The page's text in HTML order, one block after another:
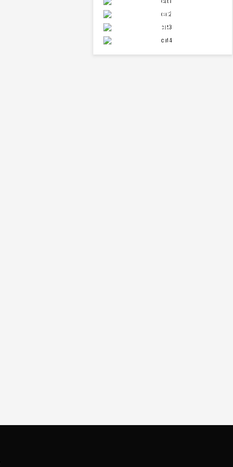
ОТНОШЕНИЯ
СПОРТ
НАУКА И ТЕХНИКА